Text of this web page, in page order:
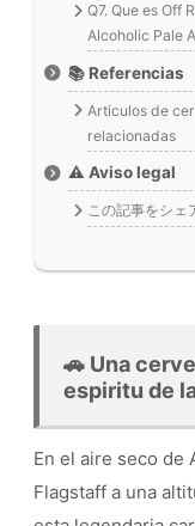
Q7. Que es Off
Alcoholic Pale
📚 Referencias
Articulos de
relacionadas
⚠️ Aviso legal
この記事をシェ
🚗 Una
espiritu de
En el aire seco de
Flagstaff a una